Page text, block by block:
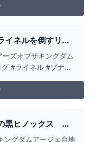
にいる状態、リンク
イネルを倒すリン
ブ ザ キングダ
ズオブザキングダム
#ライネル #ゾナウ
黒ヒノックス ゼ
ム #ゼルダ
ングダムアージェ台地